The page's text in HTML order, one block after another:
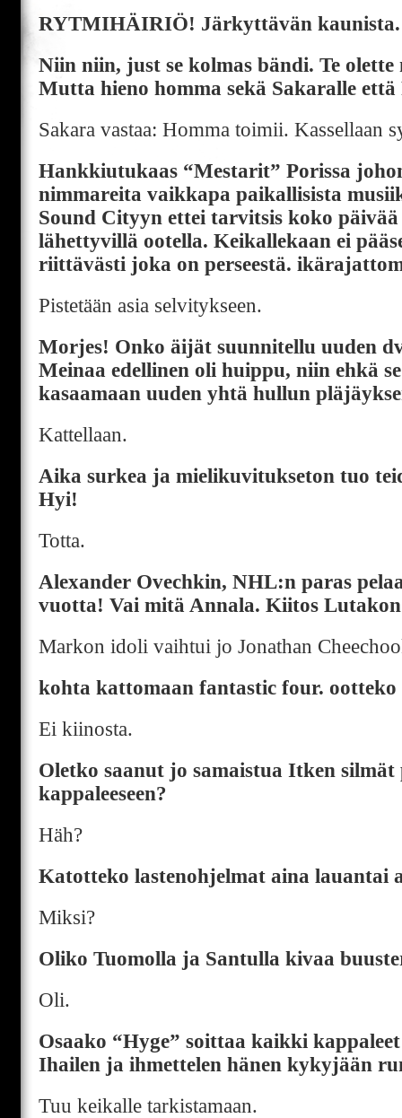
RYTMIHÄIRIÖ! Järkyttävän kaunista.
Niin niin, just se kolmas bändi. Te
Mutta hieno homma sekä Sakaralle
Sakara vastaa: Homma toimii. Kassellaan
Hankkiutukaas “Mestarit” Porissa
nimmareita vaikkapa paikallisista
Sound Cityyn ettei tarvitsis koko
lähettyvillä ootella. Keikallekaan ei
riittävästi joka on perseestä.
Pistetään asia selvitykseen.
Morjes! Onko äijät suunnitellu uuden
Meinaa edellinen oli huippu, niin ehkä
kasaamaan uuden yhtä hullun
Kattellaan.
Aika surkea ja mielikuvitukseton tuo
Hyi!
Totta.
Alexander Ovechkin, NHL:n paras
vuotta! Vai mitä Annala. Kiitos
Markon idoli vaihtui jo Jonathan
kohta kattomaan fantastic four. ootteko
Ei kiinosta.
Oletko saanut jo samaistua Itken silmät
kappaleeseen?
Häh?
Katotteko lastenohjelmat aina lauantai
Miksi?
Oliko Tuomolla ja Santulla kivaa
Oli.
Osaako “Hyge” soittaa kaikki
Ihailen ja ihmettelen hänen kykyjään
Tuu keikalle tarkistamaan.